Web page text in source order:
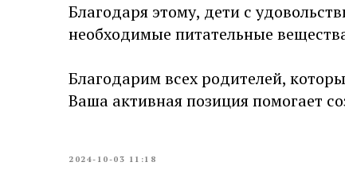
Благодаря этому, дети с
необходимые питательные
Благодарим всех родителей,
Ваша активная позиция помогает
2024-10-03 11:18